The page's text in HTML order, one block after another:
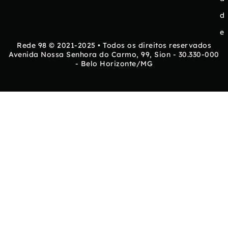
d
e
Rede 98 © 2021-2025 • Todos os direitos reservados
Avenida Nossa Senhora do Carmo, 99, Sion - 30.330-000
- Belo Horizonte/MG